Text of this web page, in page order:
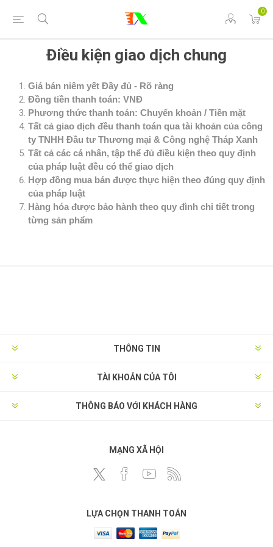
0
Điều kiện giao dịch chung
Giá bán niêm yết Đầy đủ - Rõ ràng
Đồng tiền thanh toán: VNĐ
Phương thức thanh toán: Chuyển khoản / Tiền mặt
Tất cả giao dịch đều thanh toán qua tài khoản của công
ty TNHH Đầu tư Thương mại & Công nghệ Tháp Xanh
Tất cả các cá nhân, tập thể đủ điều kiện theo quy định
của pháp luật đều có thể giao dịch
Hợp đồng mua bán được thực hiện theo đúng quy định
của pháp luật
Hàng hóa được bảo hành theo quy đình chi tiết trong
từng sản phẩm
THÔNG TIN
TÀI KHOẢN CỦA TÔI
THÔNG BÁO VỚI KHÁCH HÀNG
MẠNG XÃ HỘI
LỰA CHỌN THANH TOÁN